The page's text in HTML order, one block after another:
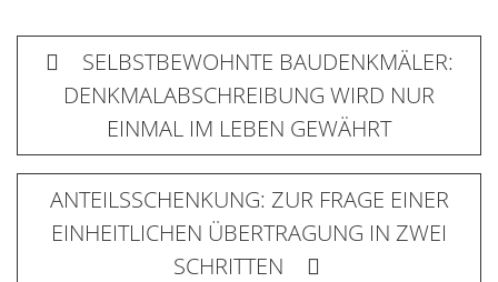
SELBSTBEWOHNTE BAUDENKMÄLER:
DENKMALABSCHREIBUNG WIRD NUR
EINMAL IM LEBEN GEWÄHRT
ANTEILSSCHENKUNG: ZUR FRAGE EINER
EINHEITLICHEN ÜBERTRAGUNG IN ZWEI
SCHRITTEN